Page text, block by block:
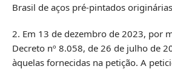
Brasil de aços pré-pintados
2. Em 13 de dezembro de 2023, por
Decreto nº 8.058, de 26 de julho de
àquelas fornecidas na petição. A